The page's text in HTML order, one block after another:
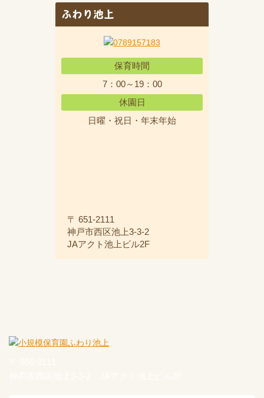
ふわり池上
保育時間
7：00～19：00
休園日
日曜・祝日・年末年始
〒 651-2111
神戸市西区池上3-3-2
JAアクト池上ビル2F